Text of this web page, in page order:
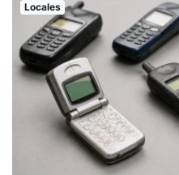
Locales